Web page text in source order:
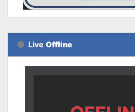
Live Offline